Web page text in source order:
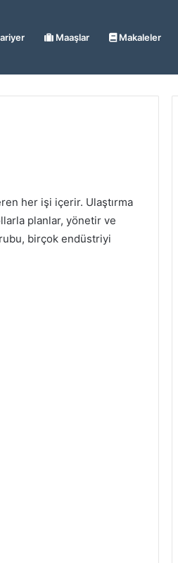
Maaşlar Makaleler
her işi içerir. Ulaştırma
planlar, yönetir ve
birçok endüstriyi